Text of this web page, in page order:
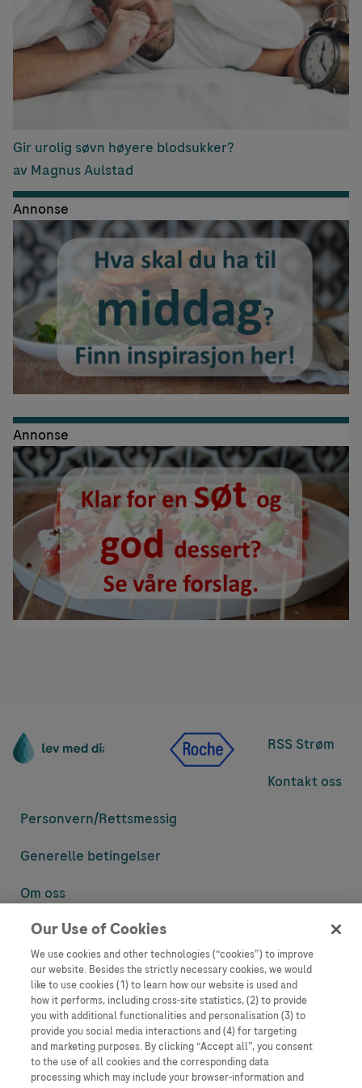
Gir urolig søvn høyere blodsukker?
av Magnus Aulstad
Annonse
Annonse
RSS Strøm
Kontakt oss
Personvern/Rettsmessig
Generelle betingelser
Om oss
Denne nettsiden inneholder informasjon som er målsatt til en stor
informasjon som ellers ikke er tilgjengelig eller gyldig i ditt land.
Vennligst vær oppmerksom på at vi ikke tar noe ansvar for tilgang til
informasjon som muligens ikke er i samsvar med noen gyldig juridisk
prosess, regulering, registrering eller bruk i bostedslandet ditt.
Roche har ikke alltid mulighet til å kvalitetssikre andres innlegg, men
vil fjerne villedende eller upassende innlegg så langt det lar seg gjøre.
Vi har ikke ansvar for innhold på eksterne nettsider som det lenkes til.
Kopiering av materiale fra dette nettstedet for bruk annet sted er ikke
Our Use of Cookies
We use cookies and other technologies (“cookies”) to improve
our website. Besides the strictly necessary cookies, we would
like to use cookies (1) to learn how our website is used and
how it performs, including cross-site statistics, (2) to provide
you with additional functionalities and personalisation (3) to
provide you social media interactions and (4) for targeting
and marketing purposes. By clicking “Accept all”, you consent
to the use of all cookies and the corresponding data
processing which may include your browser-information and